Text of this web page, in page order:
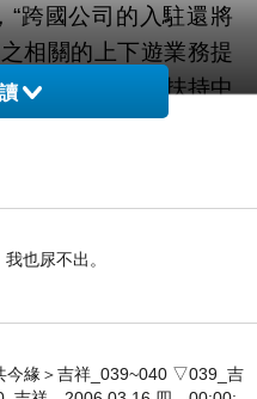
“跨國公司的入駐還將
相關的上下遊業務提
臺一系列政策扶持中
企業融資渠道、完善
馬運河的航道，是加
，其首都金斯敦擁有
2014-03-
也尿不出。
今緣＞吉祥_039~040 ▽039_吉